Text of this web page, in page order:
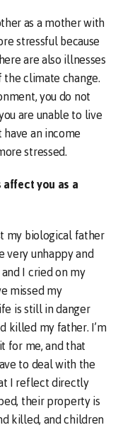
as a mother with
stressful because
are also illnesses
climate change.
you do not
are unable to live
an income
stressed.
you as a
my biological father
very unhappy and
I cried on my
missed my
is still in danger
killed my father. I’m
for me, and that
to deal with the
I reflect directly
their property is
killed, and children